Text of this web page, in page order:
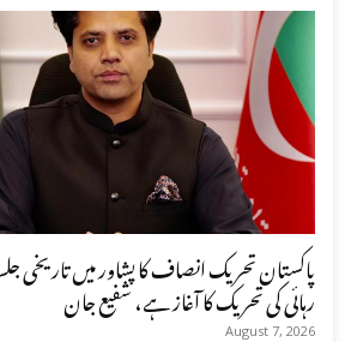
پاکستان تحریک انصاف کا پشاور میں تاریخی
رہائی کی تحریک کا آغاز ہے، شفیع جان
August 7, 2026